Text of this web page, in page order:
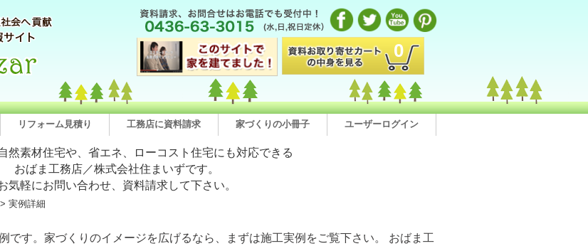
0
リフォーム見積り 工務店に資料請求 家づくりの小冊子 ユーザーログイン
然素材住宅や、省エネ、ローコスト住宅にも対応できる
おばま工務店／株式会社住まいずです。
気軽にお問い合わせ、資料請求して下さい。
> 実例詳細
です。家づくりのイメージを広げるなら、まずは施工実例をご覧下さい。 おばま工